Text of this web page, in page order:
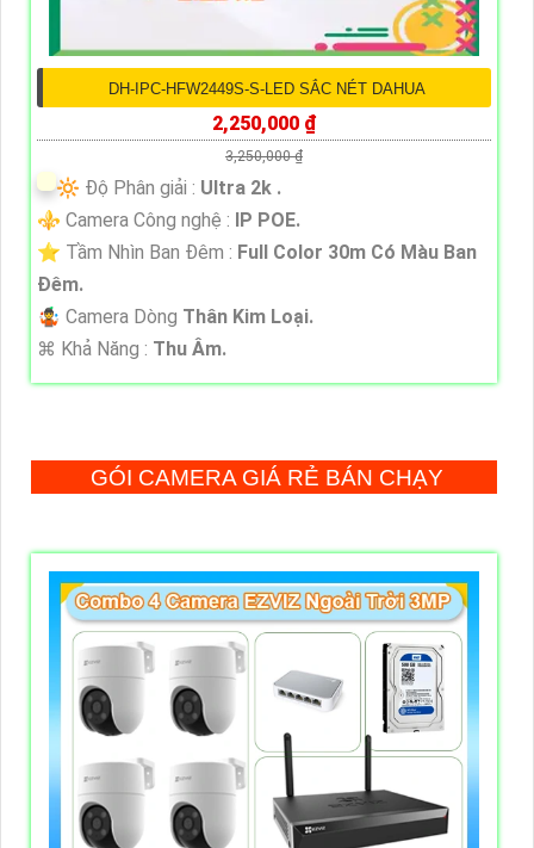
DH-IPC-HFW2449S-S-LED SẮC NÉT DAHUA
2,250,000 ₫
3,250,000 ₫
🔆 Độ Phân giải : Ultra 2k .
⚜️ Camera Công nghệ : IP POE.
⭐ Tầm Nhìn Ban Đêm : Full Color 30m Có Màu Ban
Đêm.
🤹 Camera Dòng Thân Kim Loại.
️⌘ Khả Năng : Thu Âm.
GÓI CAMERA GIÁ RẺ BÁN CHẠY